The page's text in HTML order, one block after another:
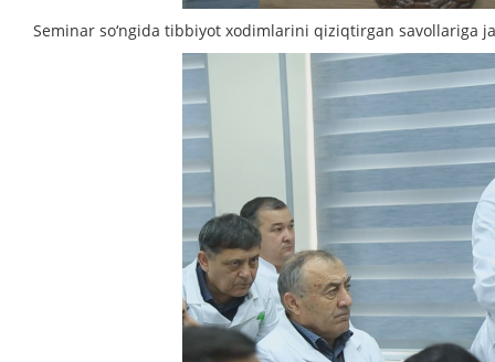
Seminar so‘ngida tibbiyot xodimlarini qiziqtirgan savollariga